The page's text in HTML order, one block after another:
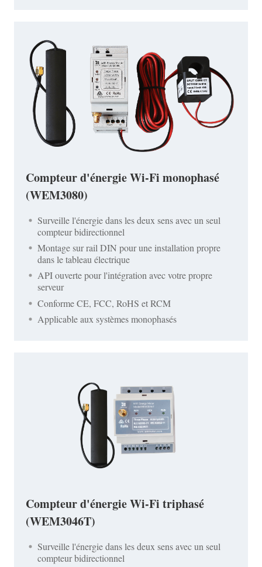
Compteur d'énergie Wi-Fi monophasé
(WEM3080)
Surveille l'énergie dans les deux sens avec un seul
compteur bidirectionnel
Montage sur rail DIN pour une installation propre
dans le tableau électrique
API ouverte pour l'intégration avec votre propre
serveur
Conforme CE, FCC, RoHS et RCM
Applicable aux systèmes monophasés
Compteur d'énergie Wi-Fi triphasé
(WEM3046T)
Surveille l'énergie dans les deux sens avec un seul
compteur bidirectionnel